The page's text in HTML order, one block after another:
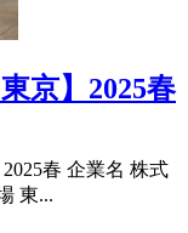
京】2025春
春 企業名 株式
東...